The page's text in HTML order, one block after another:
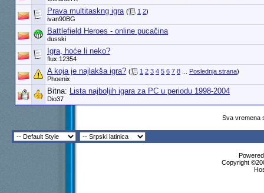
Prava multitaskng igra ( 1 2)
ivan90BG
Battlefield Heroes - online pucačina
dusski
Igra, hoće li neko?
flux.12354
A koja je najlakša igra? ( 1 2 3 4 5 6 7 8... Poslednja strana)
Phoenix
Bitna: Lista najboljih igara za PC u periodu 1998-2004
Dio37
Sva vremena
Copyright